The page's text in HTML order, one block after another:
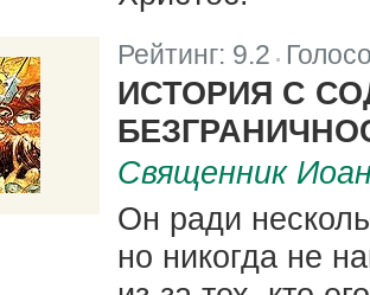
Рейтинг: 9.2 |
ИСТОРИЯ С
Священник
Он ради
но никогда не